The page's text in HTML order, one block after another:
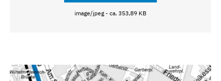
image/jpeg - ca. 353,89 KB